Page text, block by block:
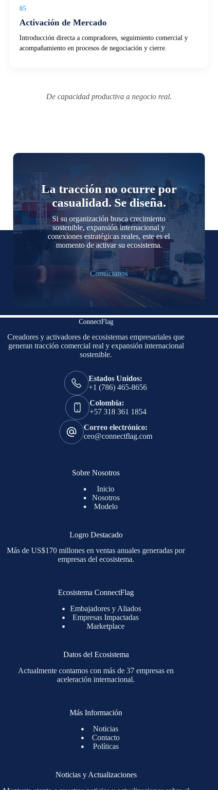
05
Activación de Mercado
Introducción directa a compradores, seguimiento comercial y
acompañamiento en procesos de negociación y cierre.
De capacidad productiva a negocio real.
La tracción no ocurre por
casualidad. Se diseña.
Si su organización busca crecimiento
sostenible, expansión internacional y
conexiones estratégicas reales, este es el
momento de activar su ecosistema.
Contáctanos
ConnectFlag
Creadores y activadores de ecosistemas empresariales que
generan tracción comercial real y expansión internacional
sostenible.
Estados Unidos:
+1 (786) 465-8656
Colombia:
+57 318 361 1854
Correo electrónico:
ceo@connectflag.com
Sobre Nosotros
Inicio
Nosotros
Modelo
Logro Destacado
Más de US$170 millones en ventas anuales generadas por
empresas del ecosistema.
Ecosistema ConnectFlag
Embajadores y Aliados
Empresas Impactadas
Marketplace
Datos del Ecosistema
Actualmente contamos con más de 37 empresas en
aceleración internacional.
Más Información
Noticias
Contacto
Políticas
Noticias y Actualizaciones